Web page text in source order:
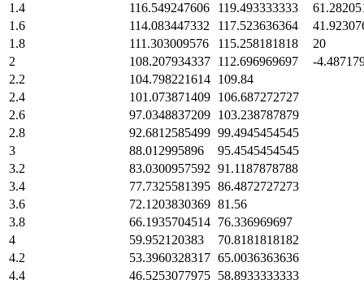
1.4
116.549247606 119.493333333
1.6
114.083447332 117.523636364
1.8
111.303009576 115.258181818
20
2
108.207934337 112.696969697
-
2.2
104.798221614 109.84
2.4
101.073871409 106.687272727
2.6
97.0348837209 103.238787879
2.8
92.6812585499 99.4945454545
3
88.012995896
95.4545454545
3.2
83.0300957592 91.1187878788
3.4
77.7325581395 86.4872727273
3.6
72.1203830369 81.56
3.8
66.1935704514 76.336969697
4
59.952120383
70.8181818182
4.2
53.3960328317 65.0036363636
4.4
46.5253077975 58.8933333333